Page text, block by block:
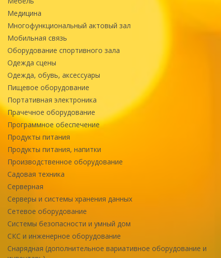
Медицина
Многофункциональный актовый зал
Мобильная связь
Оборудование спортивного зала
Одежда сцены
Одежда, обувь, аксессуары
Пищевое оборудование
Портативная электроника
Прачечное оборудование
Программное обеспечение
Продукты питания
Продукты питания, напитки
Производственное оборудование
Садовая техника
Серверная
Серверы и системы хранения данных
Сетевое оборудование
Системы безопасности и умный дом
СКС и инженерное оборудование
Снарядная (дополнительное вариативное оборудование и